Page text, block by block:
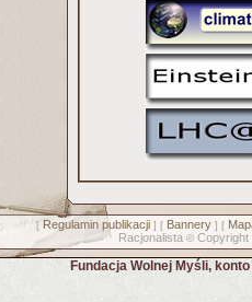
[ Regulamin publikacji] [ Bannery] [
Racjonalista © Copyright
Fundacja Wolnej Myśli,